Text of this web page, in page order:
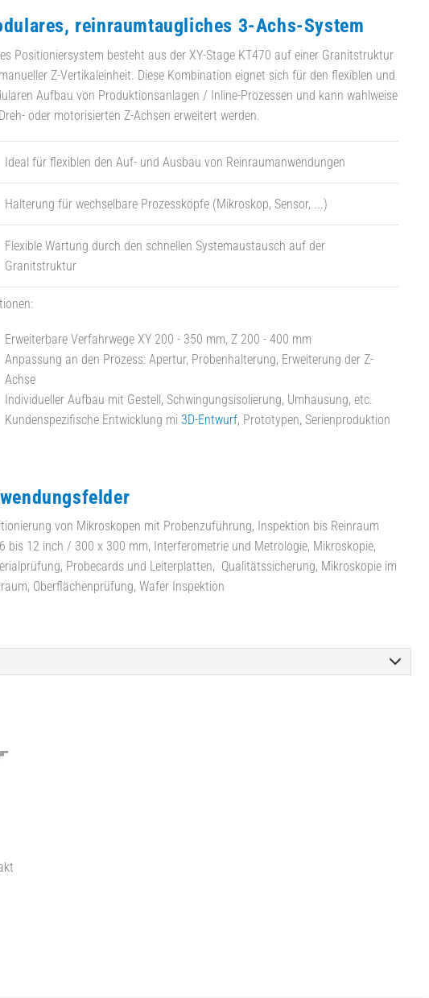
reinraumtaugliches 3-Achs-System
Positioniersystem besteht aus der XY-Stage KT470 auf einer Granitstruktur
Z-Vertikaleinheit. Diese Kombination eignet sich für den flexiblen und
Aufbau von Produktionsanlagen / Inline-Prozessen und kann wahlweise
oder motorisierten Z-Achsen erweitert werden.
Ideal für flexiblen den Auf- und Ausbau von Reinraumanwendungen
Halterung für wechselbare Prozessköpfe (Mikroskop, Sensor, ...)
Flexible Wartung durch den schnellen Systemaustausch auf der
Granitstruktur
Erweiterbare Verfahrwege XY 200 - 350 mm, Z 200 - 400 mm
Anpassung an den Prozess: Apertur, Probenhalterung, Erweiterung der Z-
Achse
Individueller Aufbau mit Gestell, Schwingungsisolierung, Umhausung, etc.
Kundenspezifische Entwicklung mi 3D-Entwurf, Prototypen, Serienproduktion
von Mikroskopen mit Probenzuführung, Inspektion bis Reinraum
6 bis 12 inch / 300 x 300 mm, Interferometrie und Metrologie, Mikroskopie,
Probecards und Leiterplatten, Qualitätssicherung, Mikroskopie im
Oberflächenprüfung, Wafer Inspektion